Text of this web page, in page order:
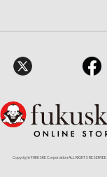
Copyright FUKUSKE Corporation ALL RIGHTS RESERVED